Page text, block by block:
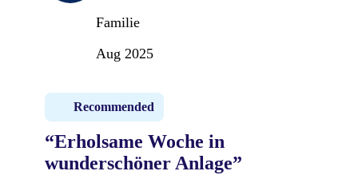
Familie
Aug 2025
Recommended
“Erholsame Woche in
wunderschöner Anlage”